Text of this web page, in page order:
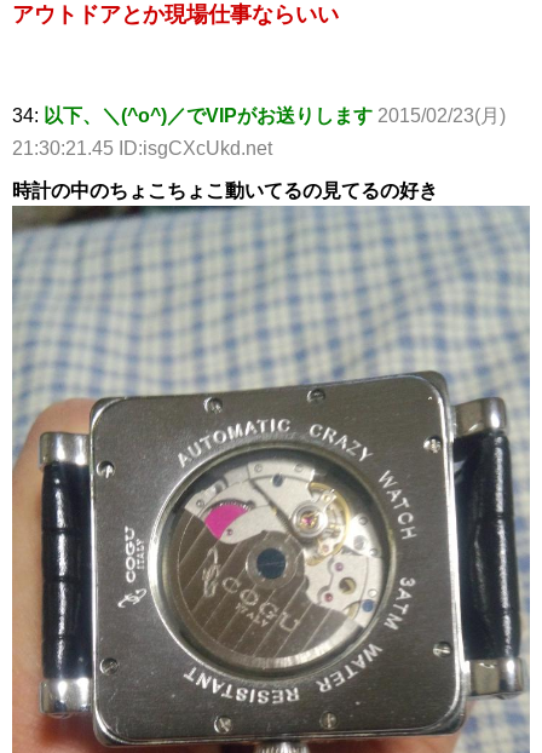
アウトドアとか現場仕事ならいい
34: 以下、＼(^o^)／でVIPがお送りします 2015/02/23(月)
21:30:21.45 ID:isgCXcUkd.net
時計の中のちょこちょこ動いてるの見てるの好き